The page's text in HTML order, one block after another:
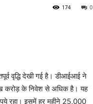
0
174
वृद्धि देखी गई है। डीआईआई ने
करोड़ के निवेश से अधिक है। यह
रहा। इसमें हर महीने 25,000